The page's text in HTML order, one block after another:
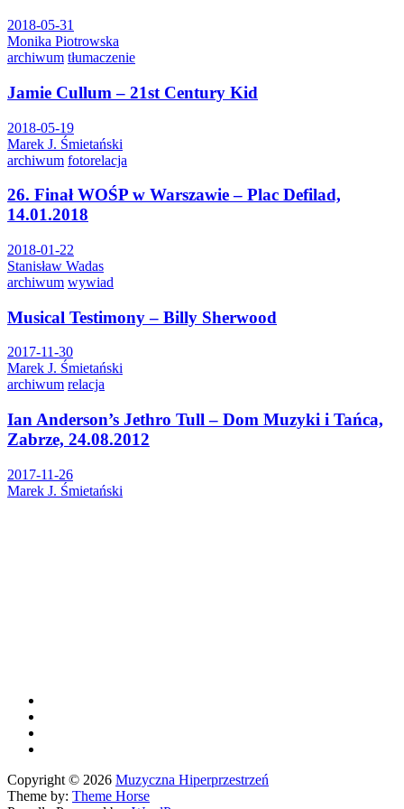
2018-05-31
Monika Piotrowska
archiwum tłumaczenie
Jamie Cullum – 21st Century Kid
2018-05-19
Marek J. Śmietański
archiwum fotorelacja
26. Finał WOŚP w Warszawie – Plac Defilad,
14.01.2018
2018-01-22
Stanisław Wadas
archiwum wywiad
Musical Testimony – Billy Sherwood
2017-11-30
Marek J. Śmietański
archiwum relacja
Ian Anderson’s Jethro Tull – Dom Muzyki i Tańca,
Zabrze, 24.08.2012
2017-11-26
Marek J. Śmietański
Copyright © 2026 Muzyczna Hiperprzestrzeń
Theme by: Theme Horse